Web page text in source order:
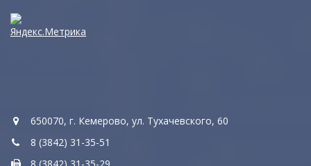
650070, г. Кемерово, ул. Тухачевского, 60
8 (3842) 31-35-51
8 (3842) 31-35-29